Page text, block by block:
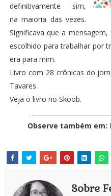
definitivamente sim,
na maioria das vezes.
Significava que a
escolhido para trabalhar por
era para mim.
Livro com 28 crônicas do
Tavares.
Veja o livro no Skoob.
Observe também em:
Sobre